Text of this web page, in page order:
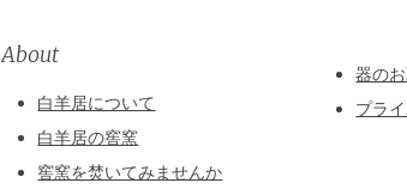
About
白羊居について
白羊居の窖窯
窖窯を焚いてみませんか
器の
プラ